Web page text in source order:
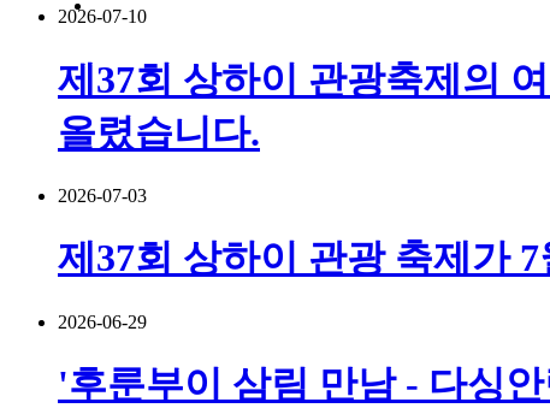
2026-07-10
제37회 상하이 관광축제의
올렸습니다.
2026-07-03
제37회 상하이 관광 축제가
2026-06-29
'후룬부이 삼림 만남 - 다싱